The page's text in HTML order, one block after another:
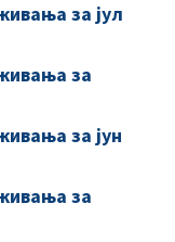
за јул
за
за јун
за